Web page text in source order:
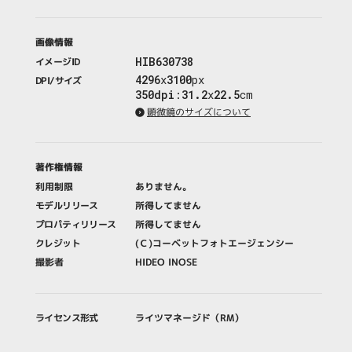
画像情報
イメージID
HIB630738
DPI/サイズ 4296x3100px
350dpi : 31.2x22.5cm
顕微鏡のサイズについて
著作権情報
利用制限
ありません。
モデルリリース
所得してません
プロパティリリース
所得してません
クレジット
(Ｃ)コーベットフォトエージェンシー
撮影者
HIDEO INOSE
ライセンス形式 ライツマネージド（RM）